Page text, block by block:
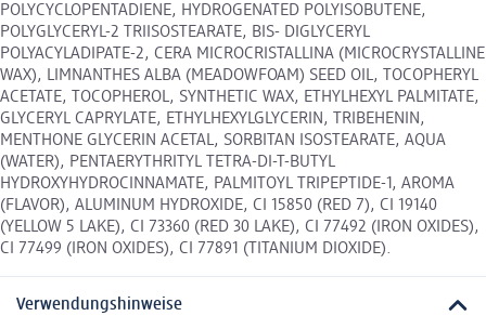
POLYCYCLOPENTADIENE, HYDROGENATED POLYISOBUTENE,
POLYGLYCERYL-2 TRIISOSTEARATE, BIS- DIGLYCERYL
POLYACYLADIPATE-2, CERA MICROCRISTALLINA (MICROCRYSTALLINE
WAX), LIMNANTHES ALBA (MEADOWFOAM) SEED OIL, TOCOPHERYL
ACETATE, TOCOPHEROL, SYNTHETIC WAX, ETHYLHEXYL PALMITATE,
GLYCERYL CAPRYLATE, ETHYLHEXYLGLYCERIN, TRIBEHENIN,
MENTHONE GLYCERIN ACETAL, SORBITAN ISOSTEARATE, AQUA
(WATER), PENTAERYTHRITYL TETRA-DI-T-BUTYL
HYDROXYHYDROCINNAMATE, PALMITOYL TRIPEPTIDE-1, AROMA
(FLAVOR), ALUMINUM HYDROXIDE, CI 15850 (RED 7), CI 19140
(YELLOW 5 LAKE), CI 73360 (RED 30 LAKE), CI 77492 (IRON OXIDES),
CI 77499 (IRON OXIDES), CI 77891 (TITANIUM DIOXIDE).
Verwendungshinweise